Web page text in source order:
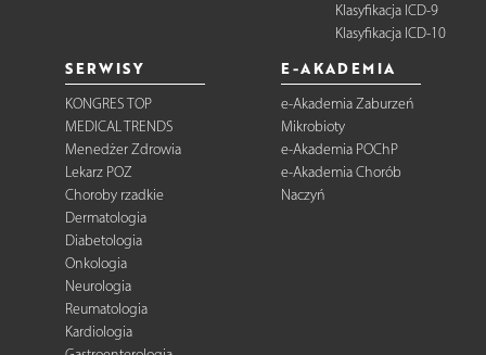
Klasyfikacja ICD-9
Klasyfikacja ICD-10
SERWISY
KONGRES TOP
MEDICAL TRENDS
Menedżer Zdrowia
Lekarz POZ
Choroby rzadkie
Dermatologia
Diabetologia
Onkologia
Neurologia
Reumatologia
Kardiologia
E-AKADEMIA
e-Akademia Zaburzeń
Mikrobioty
e-Akademia POChP
e-Akademia Chorób
Naczyń